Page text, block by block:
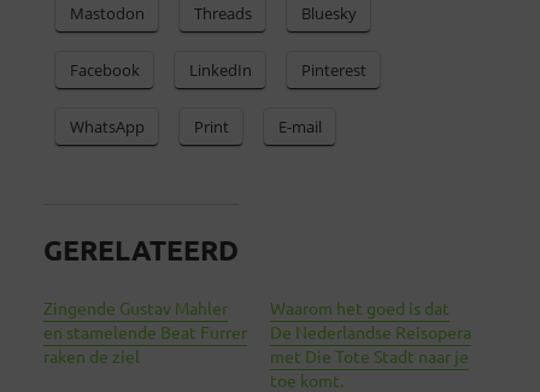
Mastodon Threads Bluesky
Facebook LinkedIn Pinterest
WhatsApp Print E-mail
GERELATEERD
Zingende Gustav Mahler
en stamelende Beat Furrer
raken de ziel
Waarom het goed is dat
De Nederlandse Reisopera
met Die Tote Stadt naar je
toe komt.